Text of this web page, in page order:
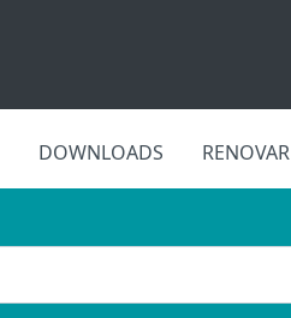
DOWNLOADS RENOVAR